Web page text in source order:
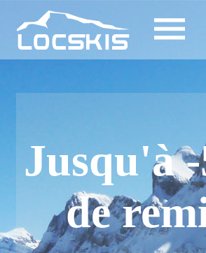
Jusqu'à
de